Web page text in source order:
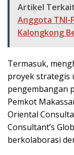
Artikel
Anggota TNI-
Kalongkong
Termasuk,
proyek strategis
pengembangan
Pemkot
Oriental
Consultant’s
berkolaborasi